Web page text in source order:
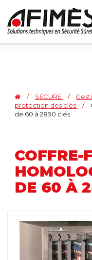
/ SECURE /
protection des clés
/
de 60 à 2890 clés
COFFRE-
DE 60 À